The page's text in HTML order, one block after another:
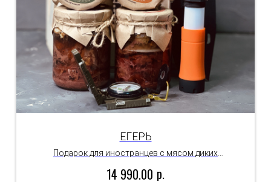
ЕГЕРЬ
Подарок для иностранцев с мясом диких
14 990.00 р.